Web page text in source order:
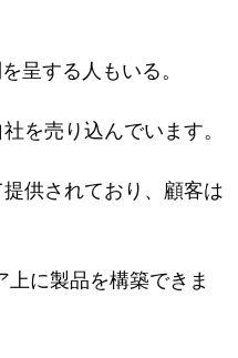
呈する人もいる。
を売り込んでいます。
供されており、顧客は
に製品を構築できま